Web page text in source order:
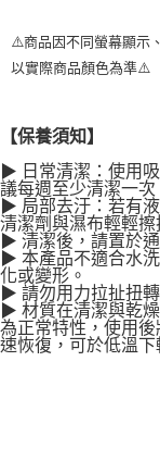
⚠️商品因不同螢幕顯示
以實際商品顏色為準⚠️
【保養須知】
▶ 日常清潔：使用
議每週至少清潔一次
▶ 局部去汙：若有
清潔劑與濕布輕輕擦
▶ 清潔後，請置於
▶ 本產品不適合水
化或變形。
▶ 請勿用力拉扯扭
▶ 材質在清潔與乾
為正常特性，使用
速恢復，可於低溫下